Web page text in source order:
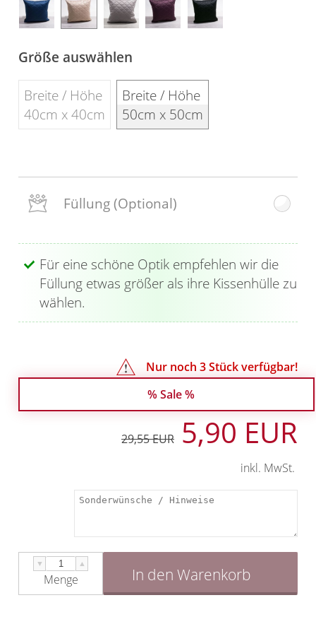
Gardinenstange
Stoffe
Panneaux
Größe auswählen
Breite / Höhe
40cm x 40cm
Breite / Höhe
50cm x 50cm
Füllung(Optional)
Für eine schöne Optik empfehlen wir die
Füllung etwas größer als ihre Kissenhülle zu
wählen.
Nur noch 3Stück verfügbar!
% Sale %
29,55 EUR 5,90 EUR
inkl. MwSt.
▼ ▲
Menge In den Warenkorb